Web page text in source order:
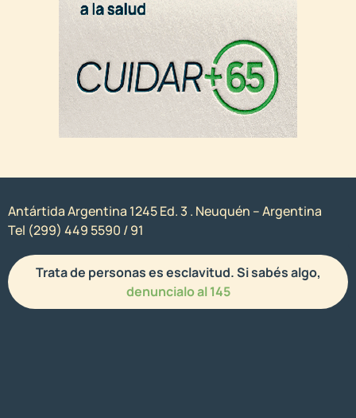
Antártida Argentina 1245 Ed. 3 . Neuquén – Argentina
Tel (299) 449 5590 / 91
Trata de personas es esclavitud. Si sabés algo,
denuncialo al 145